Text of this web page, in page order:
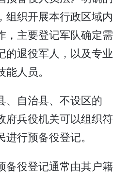
组织开展本行政区域内
，主要登记军队确定需
的退役军人，以及专业
人员。
、自治县、不设区的
府兵役机关可以组织符
行预备役登记。
备役登记通常由其户籍